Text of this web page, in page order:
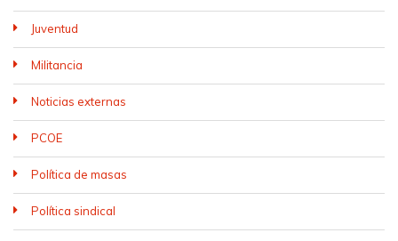
Juventud
Militancia
Noticias externas
PCOE
Política de masas
Política sindical